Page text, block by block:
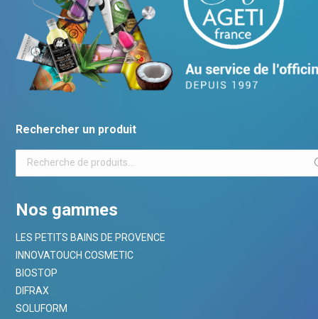
Rechercher un produit
Nos gammes
LES PETITS BAINS DE PROVENCE
INNOVATOUCH COSMETIC
BIOSTOP
DIFRAX
SOLUFORM